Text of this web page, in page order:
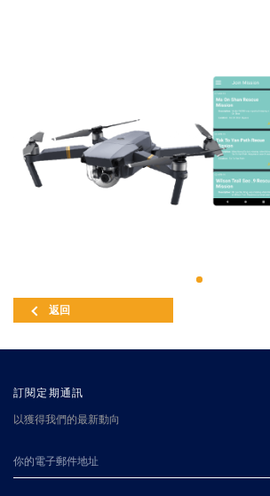
返回
訂閱定期通訊
以獲得我們的最新動向